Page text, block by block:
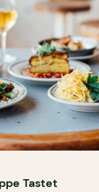
Tastet